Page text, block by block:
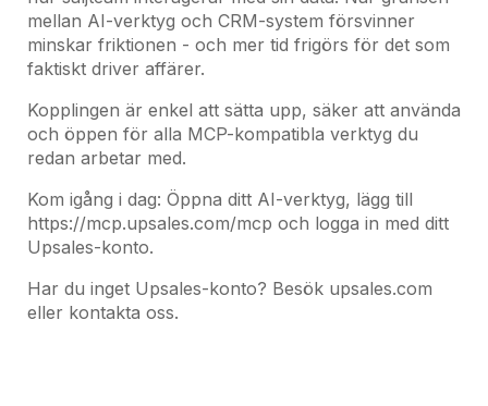
mellan AI-verktyg och CRM-system försvinner
minskar friktionen - och mer tid frigörs för det som
faktiskt driver affärer.
Kopplingen är enkel att sätta upp, säker att använda
och öppen för alla MCP-kompatibla verktyg du
redan arbetar med.
Kom igång i dag: Öppna ditt AI-verktyg, lägg till
https://mcp.upsales.com/mcp och logga in med ditt
Upsales-konto.
Har du inget Upsales-konto? Besök upsales.com
eller kontakta oss.